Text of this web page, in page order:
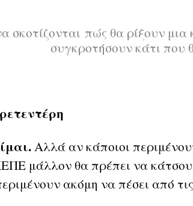
σκοτίζονται πώς θα ρίξουν
συγκροτήσουν κάτι που
Αλλά αν κάποιοι
μάλλον θα πρέπει να
ακόμη να πέσει από